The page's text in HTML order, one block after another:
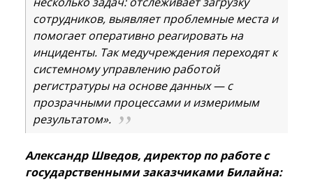
сотрудников, выявляет проблемные места и
помогает оперативно реагировать на
инциденты. Так медучреждения переходят к
системному управлению работой
регистратуры на основе данных — с
прозрачными процессами и измеримым
результатом».
Александр Шведов, директор по работе с
государственными заказчиками Билайна: